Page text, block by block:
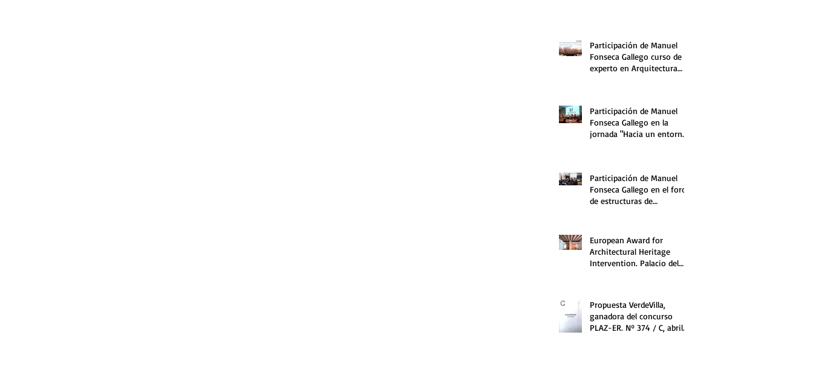
Participación de Manuel
Fonseca Gallego curso de
experto en Arquitectura
Participación de Manuel
Fonseca Gallego en la
jornada "Hacia un entorno
Participación de Manuel
Fonseca Gallego en el foro
de estructuras de
European Award for
Architectural Heritage
Intervention. Palacio del
Propuesta VerdeVilla,
ganadora del concurso
PLAZ-ER. Nº 374 / C, abril